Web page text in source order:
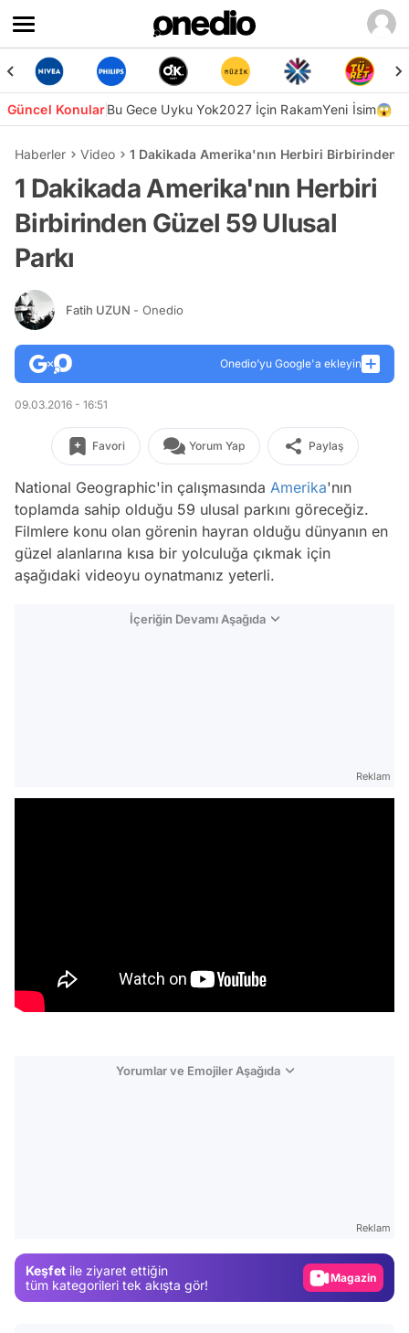
Güncel KonularBu Gece Uyku Yok2027 İçin RakamYeni İsim😱
Haberler Video 1 Dakikada Amerika'nın Herbiri Birbirinden
1 Dakikada Amerika'nın Herbiri
Birbirinden Güzel 59 Ulusal
Parkı
Fatih UZUN - Onedio
Onedio’yu Google'a ekleyin
09.03.2016 - 16:51
Favori Yorum Yap Paylaş
National Geographic'in çalışmasında Amerika'nın
toplamda sahip olduğu 59 ulusal parkını göreceğiz.
Filmlere konu olan görenin hayran olduğu dünyanın en
güzel alanlarına kısa bir yolculuğa çıkmak için
aşağıdaki videoyu oynatmanız yeterli.
İçeriğin Devamı Aşağıda
Reklam
Yorumlar ve Emojiler Aşağıda
Reklam
Keşfet ile ziyaret ettiğin
tüm kategorileri tek akışta gör!
Magazin